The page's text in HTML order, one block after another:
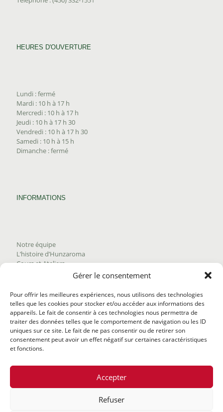
Gérer le consentement
Pour offrir les meilleures expériences, nous utilisons des technologies
telles que les cookies pour stocker et/ou accéder aux informations des
appareils. Le fait de consentir à ces technologies nous permettra de
traiter des données telles que le comportement de navigation ou les ID
uniques sur ce site. Le fait de ne pas consentir ou de retirer son
consentement peut avoir un effet négatif sur certaines caractéristiques
et fonctions.
Accepter
Refuser
HEURES D'OUVERTURE
Lundi : fermé
Mardi : 10 h à 17 h
Mercredi : 10 h à 17 h
Jeudi : 10 h à 17 h 30
Vendredi : 10 h à 17 h 30
Samedi : 10 h à 15 h
Dimanche : fermé
INFORMATIONS
Notre équipe
L’histoire d’Hunzaroma
Cours et Ateliers
Trouver nos produits
Politique de frais d'envoi
Termes et conditions
Politique de remboursement